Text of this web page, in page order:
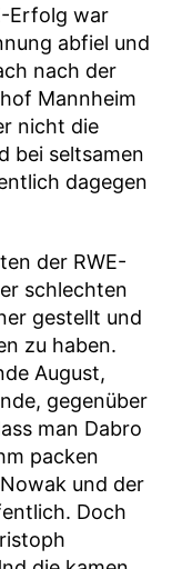
Erfolg war
abfiel und
nach der
Mannheim
nicht die
bei seltsamen
dagegen
der RWE-
schlechten
gestellt und
zu haben.
August,
gegenüber
man Dabro
packen
und der
Doch